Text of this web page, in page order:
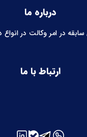
درباره ما
در امر وکالت در
ارتباط با ما